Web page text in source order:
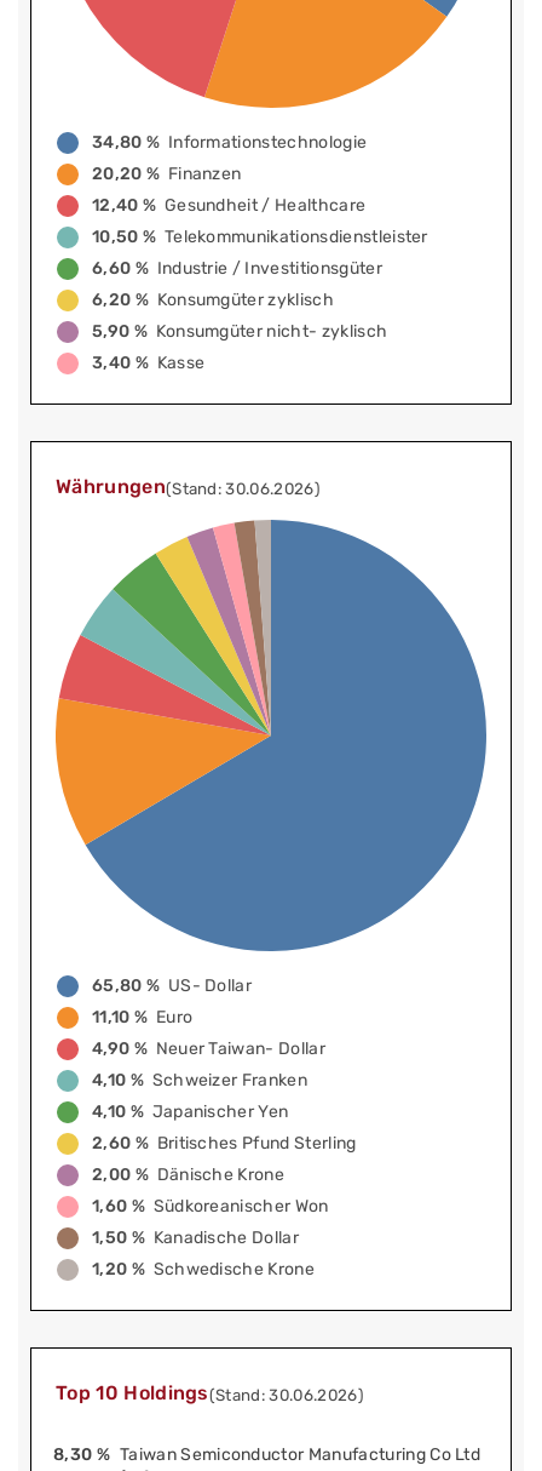
34,80 % Informationstechnologie
20,20 % Finanzen
12,40 % Gesundheit / Healthcare
10,50 % Telekommunikationsdienstleister
6,60 % Industrie / Investitionsgüter
6,20 % Konsumgüter zyklisch
5,90 % Konsumgüter nicht- zyklisch
3,40 % Kasse
Währungen(Stand: 30.06.2026)
65,80 % US- Dollar
11,10 % Euro
4,90 % Neuer Taiwan- Dollar
4,10 % Schweizer Franken
4,10 % Japanischer Yen
2,60 % Britisches Pfund Sterling
2,00 % Dänische Krone
1,60 % Südkoreanischer Won
1,50 % Kanadische Dollar
1,20 % Schwedische Krone
Top 10 Holdings(Stand: 30.06.2026)
8,30 % Taiwan Semiconductor Manufacturing Co Ltd